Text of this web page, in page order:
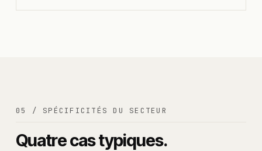
05 / SPÉCIFICITÉS DU SECTEUR
Quatre cas typiques.